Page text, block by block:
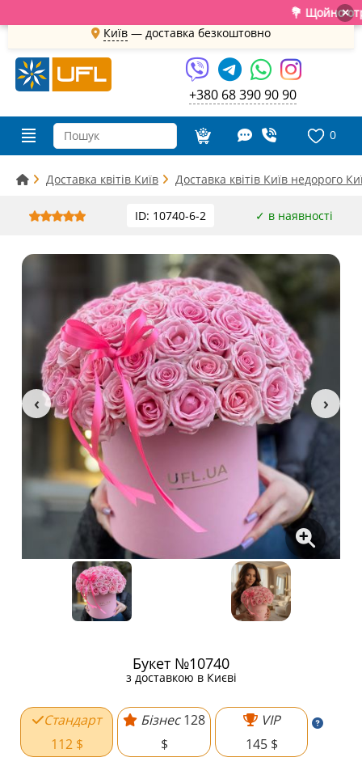
💐 Щойно ×
Київ — доставка безкоштовно
+380 68 390 90 90
0
Доставка квітів Київ Доставка квітів Київ недорого
ID: 10740-6-2 ✓ в наявності
Букет №10740
з доставкою в Києві
Стандарт
112 $
Бізнес 128
$
VIP
145 $